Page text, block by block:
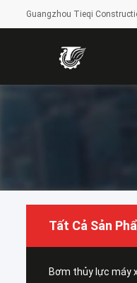
Guangzhou Tieqi
Tất Cả Sản
Bơm thủy lực máy